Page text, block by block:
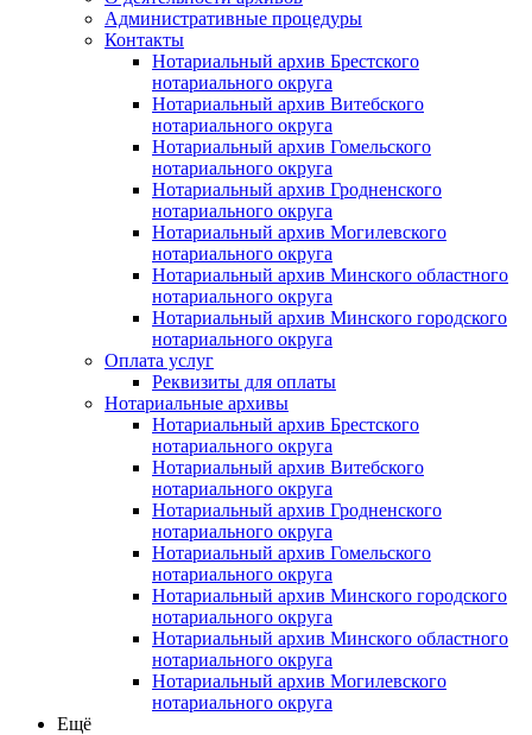
Административные процедуры
Контакты
Нотариальный архив Брестского
нотариального округа
Нотариальный архив Витебского
нотариального округа
Нотариальный архив Гомельского
нотариального округа
Нотариальный архив Гродненского
нотариального округа
Нотариальный архив Могилевского
нотариального округа
Нотариальный архив Минского областного
нотариального округа
Нотариальный архив Минского городского
нотариального округа
Оплата услуг
Реквизиты для оплаты
Нотариальные архивы
Нотариальный архив Брестского
нотариального округа
Нотариальный архив Витебского
нотариального округа
Нотариальный архив Гродненского
нотариального округа
Нотариальный архив Гомельского
нотариального округа
Нотариальный архив Минского городского
нотариального округа
Нотариальный архив Минского областного
нотариального округа
Нотариальный архив Могилевского
нотариального округа
Ещё